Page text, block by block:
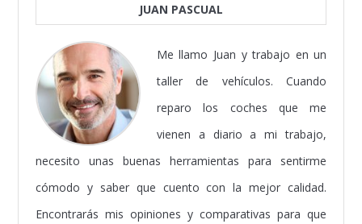
JUAN PASCUAL
Me llamo Juan y trabajo en un
taller de vehículos. Cuando
reparo los coches que me
vienen a diario a mi trabajo,
necesito unas buenas herramientas para sentirme
cómodo y saber que cuento con la mejor calidad.
Encontrarás mis opiniones y comparativas para que